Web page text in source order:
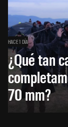
HACE 1 DÍA
¿Qué tan
70 mm?